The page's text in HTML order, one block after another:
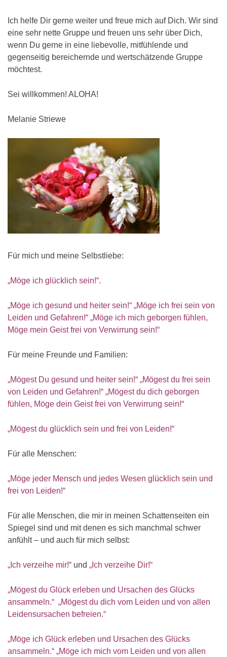
Ich helfe Dir gerne weiter und freue mich auf Dich. Wir sind
eine sehr nette Gruppe und freuen uns sehr über Dich,
wenn Du gerne in eine liebevolle, mitfühlende und
gegenseitig bereichernde und wertschätzende Gruppe
möchtest.
Sei willkommen! ALOHA!
Melanie Striewe
Für mich und meine Selbstliebe:
„Möge ich glücklich sein!“.
„Möge ich gesund und heiter sein!“ „Möge ich frei sein von
Leiden und Gefahren!“ „Möge ich mich geborgen fühlen,
Möge mein Geist frei von Verwirrung sein!“
Für meine Freunde und Familien:
„Mögest Du gesund und heiter sein!“ „Mögest du frei sein
von Leiden und Gefahren!“ „Mögest du dich geborgen
fühlen, Möge dein Geist frei von Verwirrung sein!“
„Mögest du glücklich sein und frei von Leiden!“
Für alle Menschen:
„Möge jeder Mensch und jedes Wesen glücklich sein und
frei von Leiden!“
Für alle Menschen, die mir in meinen Schattenseiten ein
Spiegel sind und mit denen es sich manchmal schwer
anfühlt – und auch für mich selbst:
„Ich verzeihe mir!“ und „Ich verzeihe Dir!“
„Mögest du Glück erleben und Ursachen des Glücks
ansammeln.“ „Mögest du dich vom Leiden und von allen
Leidensursachen befreien.“
„Möge ich Glück erleben und Ursachen des Glücks
ansammeln.“ „Möge ich mich vom Leiden und von allen